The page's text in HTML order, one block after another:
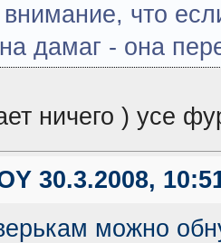
что
дамаг - она
ничего ) усе
30.3.2008,
можно